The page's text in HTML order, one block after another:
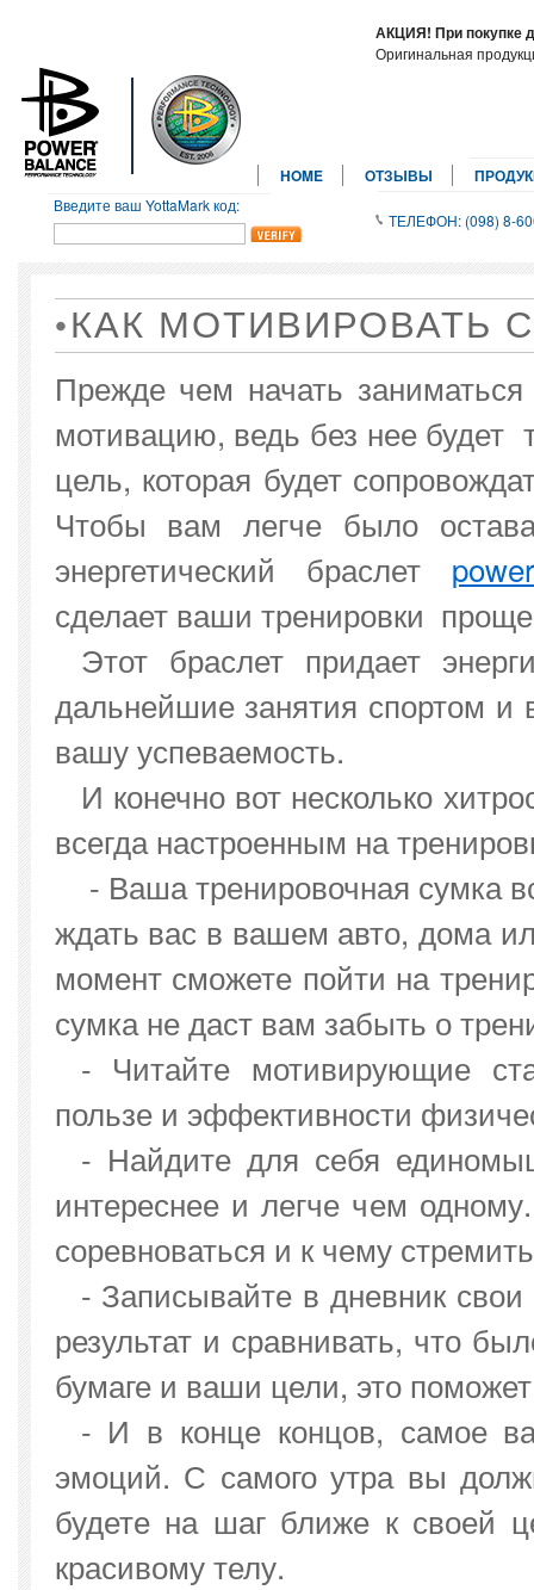
АКЦИЯ! При покупке
Оригинальная
HOME ОТЗЫВЫ
ТЕЛЕФОН: (098) 8-
Введите ваш YottaMark код:
КАК МОТИВИРОВАТЬ
Прежде чем начать
мотивацию, ведь без нее будет
цель, которая будет
Чтобы вам легче было
энергетический браслет
сделает ваши тренировки
Этот браслет придает
дальнейшие занятия спортом и
вашу успеваемость.
И конечно вот несколько
всегда настроенным на
- Ваша тренировочная сумка
ждать вас в вашем авто, дома
момент сможете пойти на
сумка не даст вам забыть о
- Читайте мотивирующие
пользе и эффективности
- Найдите для себя
интереснее и легче чем
соревноваться и к чему
- Записывайте в дневник
результат и сравнивать, что
бумаге и ваши цели, это
- И в конце концов, самое
эмоций. С самого утра вы
будете на шаг ближе к своей
красивому телу.